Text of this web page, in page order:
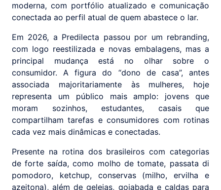
moderna, com portfólio atualizado e comunicação
conectada ao perfil atual de quem abastece o lar.
Em 2026, a Predilecta passou por um rebranding,
com logo reestilizada e novas embalagens, mas a
principal mudança está no olhar sobre o
consumidor. A figura do “dono de casa”, antes
associada majoritariamente às mulheres, hoje
representa um público mais amplo: jovens que
moram sozinhos, estudantes, casais que
compartilham tarefas e consumidores com rotinas
cada vez mais dinâmicas e conectadas.
Presente na rotina dos brasileiros com categorias
de forte saída, como molho de tomate, passata di
pomodoro, ketchup, conservas (milho, ervilha e
azeitona), além de geleias, goiabada e caldas para